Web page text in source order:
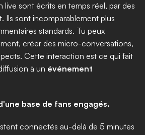
live sont écrits en temps réel, par des
Ils sont incomparablement plus
standards. Tu peux
créer des micro-conversations,
Cette interaction est ce qui fait
à un événement
base de fans engagés.
connectés au-delà de 5 minutes